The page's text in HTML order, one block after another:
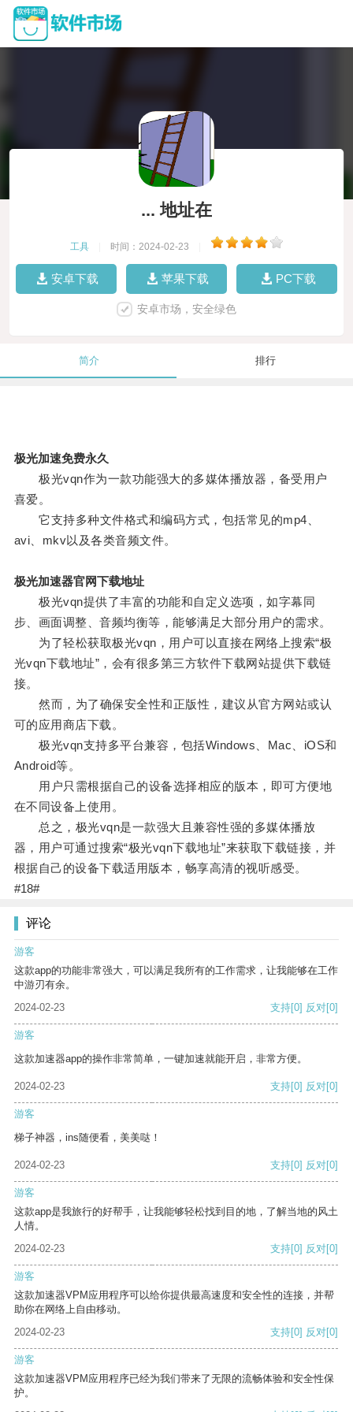
... 地址在
工具 时间：2024-02-23
安卓下载 苹果下载 PC下载
安卓市场，安全绿色
简介 排行
极光加速免费永久
极光vqn作为一款功能强大的多媒体播放器，备受用户
喜爱。
它支持多种文件格式和编码方式，包括常见的mp4、
avi、mkv以及各类音频文件。
极光加速器官网下载地址
极光vqn提供了丰富的功能和自定义选项，如字幕同
步、画面调整、音频均衡等，能够满足大部分用户的需求。
为了轻松获取极光vqn，用户可以直接在网络上搜索“极
光vqn下载地址”，会有很多第三方软件下载网站提供下载链
接。
然而，为了确保安全性和正版性，建议从官方网站或认
可的应用商店下载。
极光vqn支持多平台兼容，包括Windows、Mac、iOS和
Android等。
用户只需根据自己的设备选择相应的版本，即可方便地
在不同设备上使用。
总之，极光vqn是一款强大且兼容性强的多媒体播放
器，用户可通过搜索“极光vqn下载地址”来获取下载链接，并
根据自己的设备下载适用版本，畅享高清的视听感受。
#18#
评论
游客
这款app的功能非常强大，可以满足我所有的工作需求，让我能够在工作
中游刃有余。
2024-02-23
支持[0] 反对[0]
游客
这款加速器app的操作非常简单，一键加速就能开启，非常方便。
2024-02-23 支持[0] 反对[0]
游客
梯子神器，ins随便看，美美哒！
2024-02-23 支持[0] 反对[0]
游客
这款app是我旅行的好帮手，让我能够轻松找到目的地，了解当地的风土
人情。
2024-02-23
支持[0] 反对[0]
游客
这款加速器VPM应用程序可以给你提供最高速度和安全性的连接，并帮
助你在网络上自由移动。
2024-02-23
支持[0] 反对[0]
游客
这款加速器VPM应用程序已经为我们带来了无限的流畅体验和安全性保
护。